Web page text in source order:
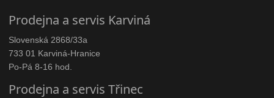
Prodejna a servis Karviná
Slovenská 2868/33a
733 01 Karviná-Hranice
Po-Pá 8-16 hod.
Prodejna a servis Třinec